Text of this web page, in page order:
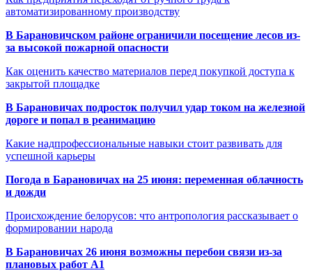
автоматизированному производству
В Барановичском районе ограничили посещение лесов из-
за высокой пожарной опасности
Как оценить качество материалов перед покупкой доступа к
закрытой площадке
В Барановичах подросток получил удар током на железной
дороге и попал в реанимацию
Какие надпрофессиональные навыки стоит развивать для
успешной карьеры
Погода в Барановичах на 25 июня: переменная облачность
и дожди
Происхождение белорусов: что антропология рассказывает о
формировании народа
В Барановичах 26 июня возможны перебои связи из-за
плановых работ A1